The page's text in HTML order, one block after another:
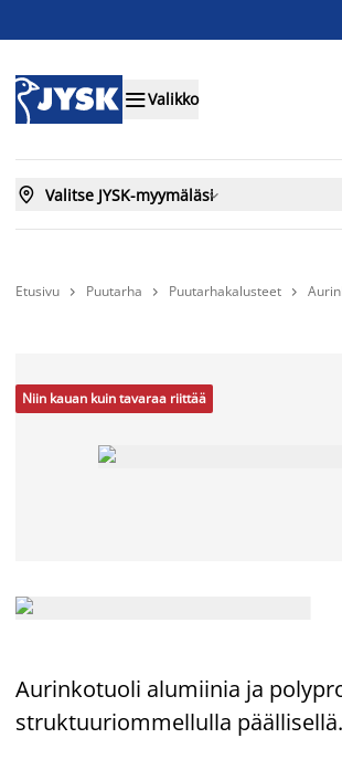
Valikko
 Valitse JYSK-myymäläsi
Etusivu  Puutarha  Puutarhakalusteet 
Niin kauan kuin tavaraa riittää
Aurinkotuoli alumiinia ja
struktuuriommellulla päällisellä.